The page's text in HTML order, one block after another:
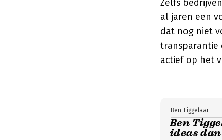
Zelfs
al jaren een
dat nog niet
transparantie
actief op het
Ben
ideas dan
Ben Tiggelaar